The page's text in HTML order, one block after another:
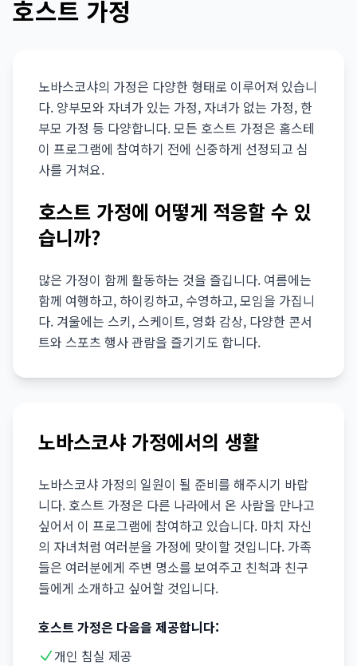
호스트 가정
노바스코샤의 가정은 다양한 형태로 이루어져 있습니
다. 양부모와 자녀가 있는 가정, 자녀가 없는 가정, 한
부모 가정 등 다양합니다. 모든 호스트 가정은 홈스테
이 프로그램에 참여하기 전에 신중하게 선정되고 심
사를 거쳐요.
호스트 가정에 어떻게 적응할 수 있
습니까?
많은 가정이 함께 활동하는 것을 즐깁니다. 여름에는
함께 여행하고, 하이킹하고, 수영하고, 모임을 가집니
다. 겨울에는 스키, 스케이트, 영화 감상, 다양한 콘서
트와 스포츠 행사 관람을 즐기기도 합니다.
노바스코샤 가정에서의 생활
노바스코샤 가정의 일원이 될 준비를 해주시기 바랍
니다. 호스트 가정은 다른 나라에서 온 사람을 만나고
싶어서 이 프로그램에 참여하고 있습니다. 마치 자신
의 자녀처럼 여러분을 가정에 맞이할 것입니다. 가족
들은 여러분에게 주변 명소를 보여주고 친척과 친구
들에게 소개하고 싶어할 것입니다.
호스트 가정은 다음을 제공합니다:
개인 침실 제공